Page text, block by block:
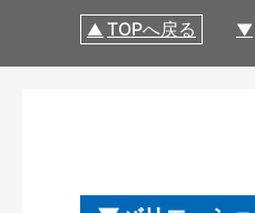
TOPへ戻る